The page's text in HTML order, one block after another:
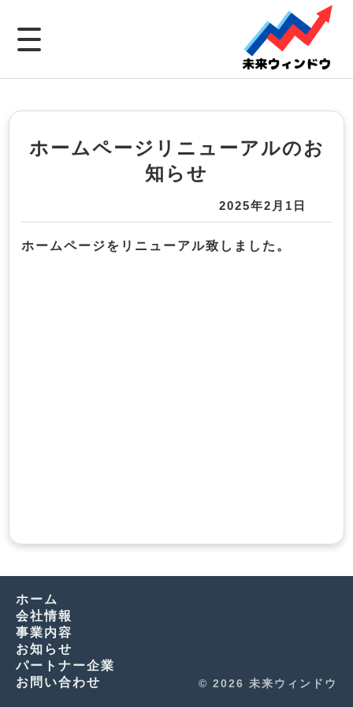
ホームページリニューアルのお
知らせ
2025年2月1日
ホームページをリニューアル致しました。
ホーム
会社情報
事業内容
お知らせ
パートナー企業
お問い合わせ
© 2026 未来ウィンドウ